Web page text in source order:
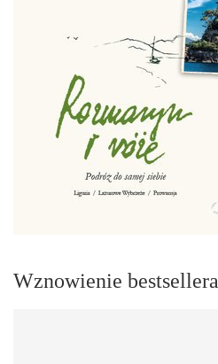
Wznowienie bestsellera